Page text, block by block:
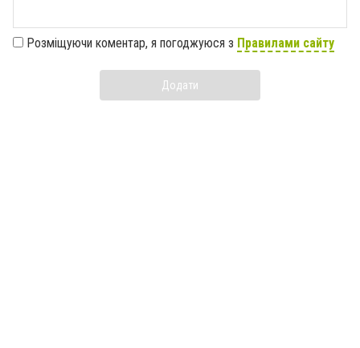
Розміщуючи коментар, я погоджуюся з Правилами сайту
Додати